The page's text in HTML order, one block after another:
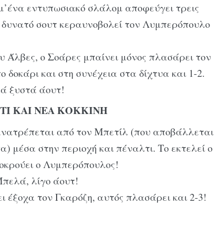
εντυπωσιακό σλάλομ αποφεύγει τρεις
δυνατό σουτ κεραυνοβολεί τον Λυμπερόπουλο
Άλβες, ο Σοάρες μπαίνει μόνος πλασάρει τον
και στη συνέχεια στα δίχτυα και 1-2.
ξυστά άουτ!
ΚΑΙ ΝΕΑ ΚΟΚΚΙΝΗ
από τον Μπετίλ (που αποβάλλεται
μέσα στην περιοχή και πέναλτι. Το εκτελεί ο
ο Λυμπερόπουλος!
λίγο άουτ!
έξοχα τον Γκαρόζη, αυτός πλασάρει και 2-3!